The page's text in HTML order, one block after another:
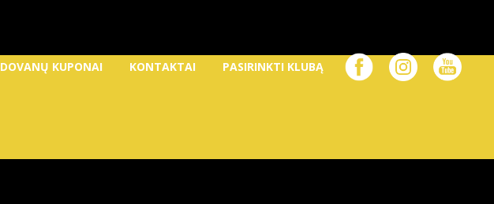
DOVANŲ KUPONAI KONTAKTAI PASIRINKTI KLUBĄ